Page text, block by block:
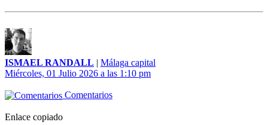
ISMAEL RANDALL | Málaga capital
Miércoles, 01 Julio 2026 a las 1:10 pm
Comentarios
Enlace copiado